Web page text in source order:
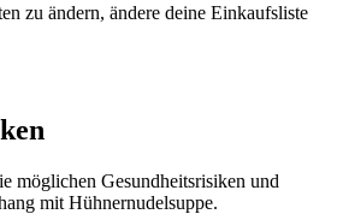
zu ändern, ändere deine Einkaufsliste
möglichen Gesundheitsrisiken und
mit Hühnernudelsuppe.